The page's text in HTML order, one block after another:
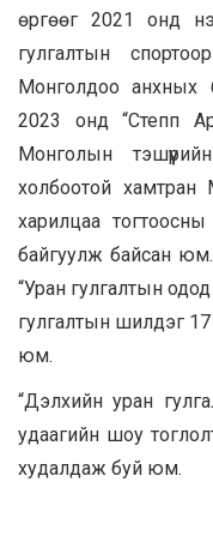
өргөөг 2021 онд
гулгалтын
Монголдоо анхных
2023 онд “Степп
Монголын
холбоотой
харилцаа
байгуулж байсан юм.
“Уран гулгалтын
гулгалтын шилдэг
юм.
“Дэлхийн уран
удаагийн шоу
худалдаж буй юм.